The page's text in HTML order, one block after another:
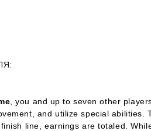
, you and up to seven other
and utilize special
line, earnings are totaled.